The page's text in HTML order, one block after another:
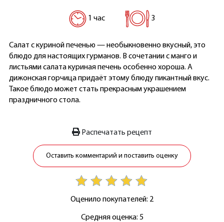
1 час 3
Салат с куриной печенью — необыкновенно вкусный, это
блюдо для настоящих гурманов. В сочетании с манго и
листьями салата куриная печень особенно хороша. А
дижонская горчица придаёт этому блюду пикантный вкус.
Такое блюдо может стать прекрасным украшением
праздничного стола.
Распечатать рецепт
Оставить комментарий и поставить оценку
Оценило покупателей: 2
Средняя оценка: 5